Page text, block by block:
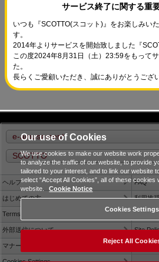
サービス終了に関する重
いつも『SCOTTO(スコット)』をお楽しみい
す。
2014年よりサービスを開始致しました『
この度2024年8月31日（土）23:59をもって
た。
長らくご愛顧いただき、誠にありがとうござ
e-amusement
SCOTTO
ヘルプ FAQ
はじめての方 利用推
Terms of Service Privacy
外部送信について Site
マナー＆ルール Contact
Our use of Cookies
We use cookies to make our website work
to analyze the traffic of our website, to provide
tailored to your interest, and to link our website
select “Accept All Cookies”, all of these cookies
website.
Cookie Notice
Cookies Settings
Reject All